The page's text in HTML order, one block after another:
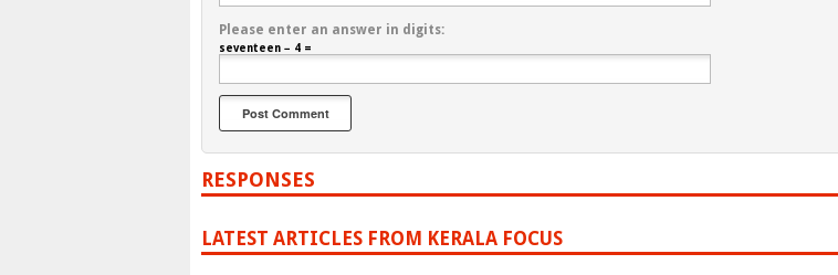
Please enter an answer in digits:
seventeen − 4 =
RESPONSES
LATEST ARTICLES FROM KERALA FOCUS